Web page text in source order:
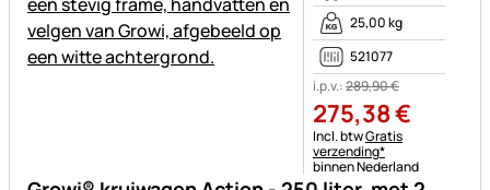
25,00 kg
521077
i.p.v.:289,90€
275,38€
Belastinginformatie:
Incl. btwGratis
verzending*
binnen Nederland